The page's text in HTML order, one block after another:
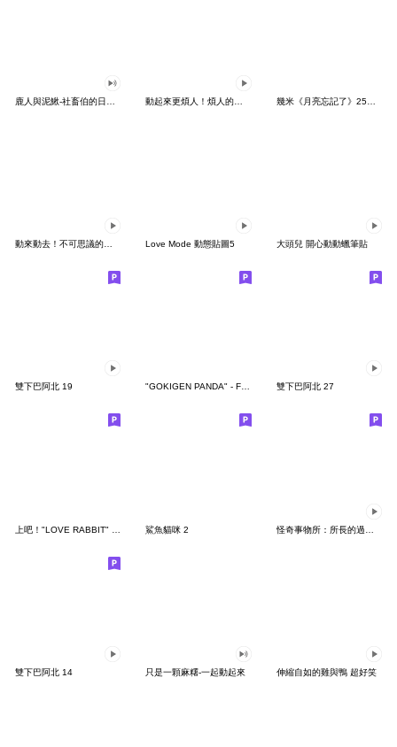
幾米《月亮忘記了》25周年 x 晴天P莉
Love Mode 動態貼圖5 大頭兒 開心動動蠟筆貼
雙下巴阿北 19 "GOKIGEN PANDA" - Feeling / global 雙下巴阿北 27
鯊魚貓咪 2
雙下巴阿北 14 只是一顆麻糬-一起動起來 伸縮自如的雞與鴨 超好笑